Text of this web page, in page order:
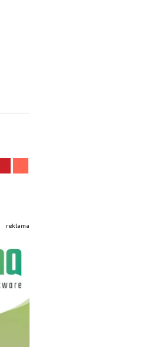
reklama